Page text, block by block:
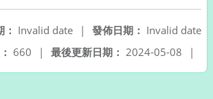
發佈日期： Invalid date
Invalid date
|
最後更新日期： 2024-05-08 |
660 |